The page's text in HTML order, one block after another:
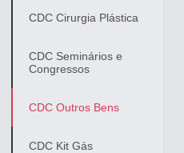
CDC Cirurgia Plástica
CDC Seminários e
Congressos
CDC Outros Bens
CDC Kit Gás
Separamos
Antecipação